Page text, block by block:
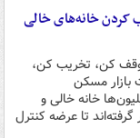
خانه‌های خالی
کن، تخریب کن،
بازار مسکن
خانه خالی و
تا عرضه کنترل